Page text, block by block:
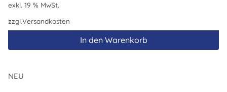
exkl. 19 % MwSt.
zzgl.Versandkosten
In den Warenkorb
NEU